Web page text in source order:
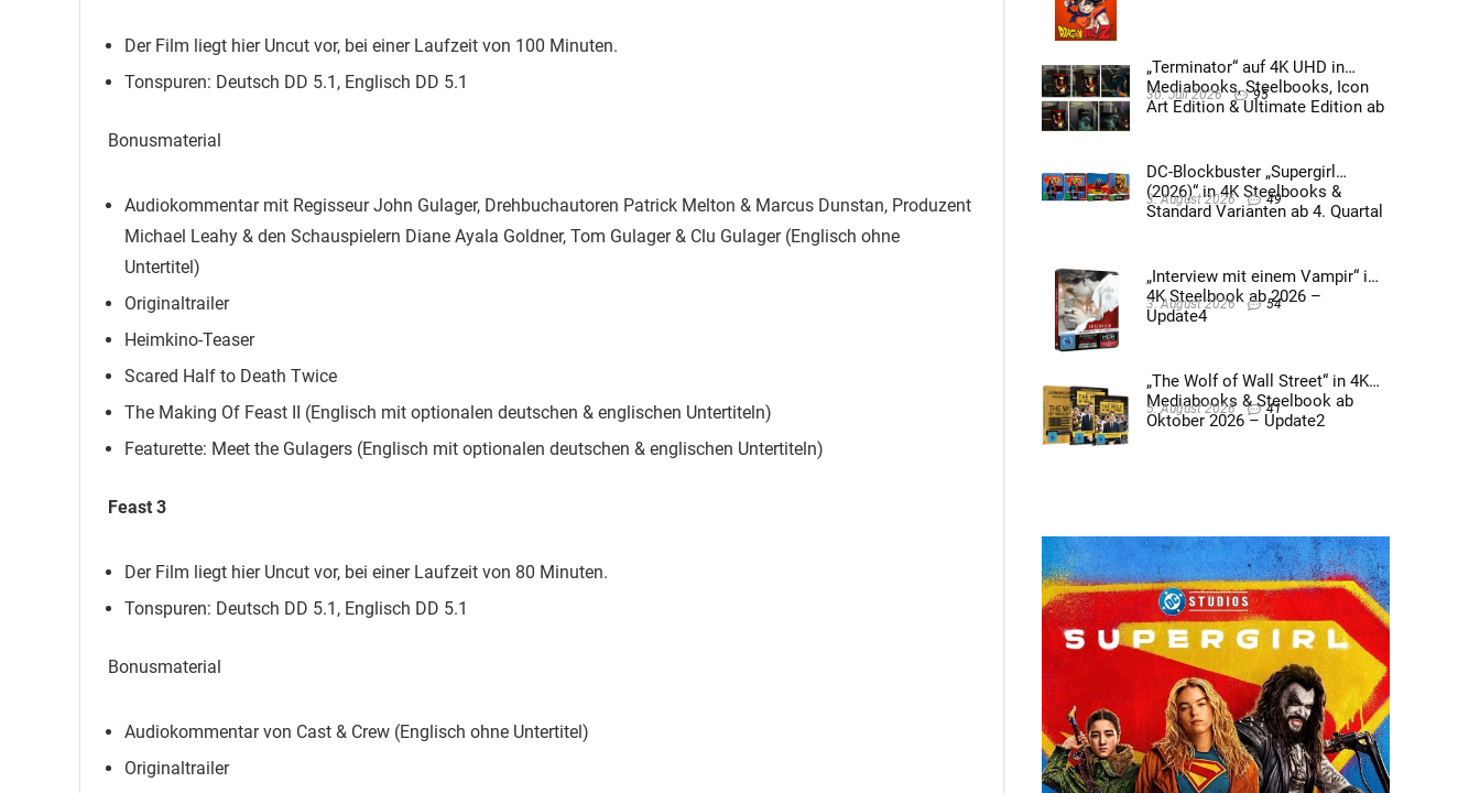
Der Film liegt hier Uncut vor, bei einer Laufzeit von 100 Minuten.
Tonspuren: Deutsch DD 5.1, Englisch DD 5.1
Bonusmaterial
Audiokommentar mit Regisseur John Gulager, Drehbuchautoren Patrick Melton & Marcus Dunstan, Produzent
Michael Leahy & den Schauspielern Diane Ayala Goldner, Tom Gulager & Clu Gulager (Englisch ohne
Untertitel)
Originaltrailer
Heimkino-Teaser
Scared Half to Death Twice
The Making Of Feast II (Englisch mit optionalen deutschen & englischen Untertiteln)
Featurette: Meet the Gulagers (Englisch mit optionalen deutschen & englischen Untertiteln)
Feast 3
Der Film liegt hier Uncut vor, bei einer Laufzeit von 80 Minuten.
Tonspuren: Deutsch DD 5.1, Englisch DD 5.1
Bonusmaterial
Audiokommentar von Cast & Crew (Englisch ohne Untertitel)
Originaltrailer
„Terminator“ auf 4K UHD in
Mediabooks, Steelbooks, Icon
Art Edition & Ultimate Edition ab
30. Juli 2026 95
DC-Blockbuster „Supergirl
(2026)“ in 4K Steelbooks &
Standard Varianten ab 4. Quartal
3. August 2026 49
„Interview mit einem Vampir“ im
4K Steelbook ab 2026 –
Update4
3. August 2026 54
„The Wolf of Wall Street“ in 4K
Mediabooks & Steelbook ab
Oktober 2026 – Update2
5. August 2026 41